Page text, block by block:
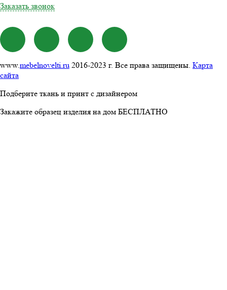
Заказать звонок
www.mebelnovelti.ru 2016-2023 г. Все права защищены. Карта
сайта
Подберите ткань и принт с дизайнером
Закажите образец изделия на дом БЕСПЛАТНО